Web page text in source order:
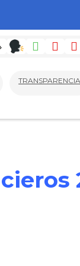
TRANSPARENCIA